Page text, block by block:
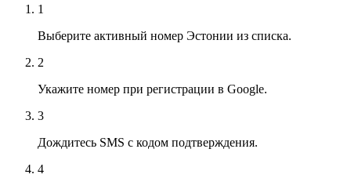
1
Выберите активный номер Эстонии из списка.
2
Укажите номер при регистрации в Google.
3
Дождитесь SMS с кодом подтверждения.
4